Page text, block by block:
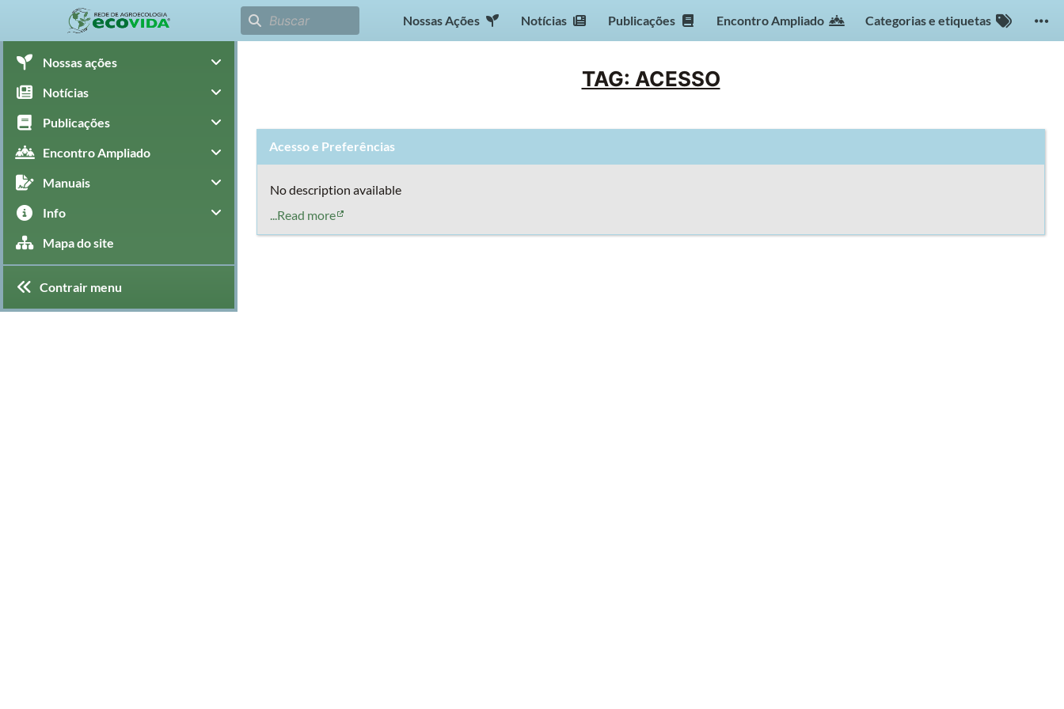
Nossas Ações Notícias Publicações Encontro Ampliado Categorias e etiquetas
Nossas ações
Notícias
Publicações
Encontro Ampliado
Manuais
Info
Mapa do site
Contrair menu
TAG: ACESSO
Acesso e Preferências
No description available
...Read more